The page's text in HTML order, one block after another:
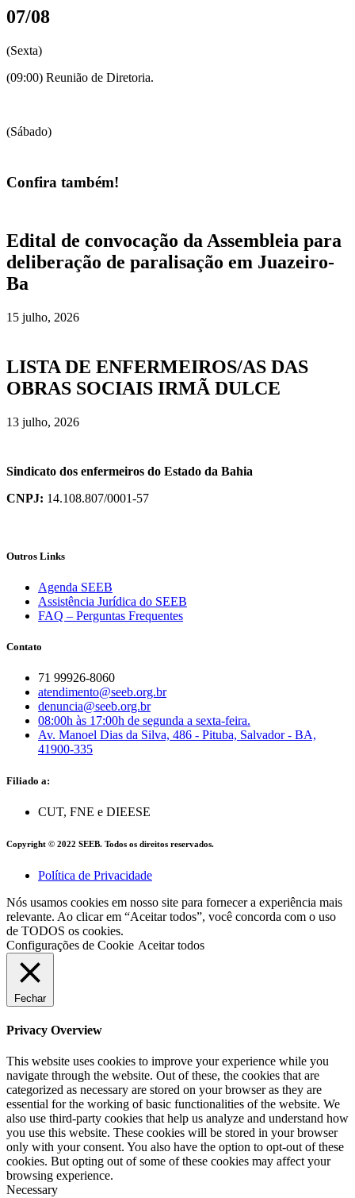
07/08
(Sexta)
(09:00) Reunião de Diretoria.
(Sábado)
Confira também!
Edital de convocação da Assembleia para
deliberação de paralisação em Juazeiro-
Ba
15 julho, 2026
LISTA DE ENFERMEIROS/AS DAS
OBRAS SOCIAIS IRMÃ DULCE
13 julho, 2026
Sindicato dos enfermeiros do Estado da Bahia
CNPJ: 14.108.807/0001-57
Outros Links
Agenda SEEB
Assistência Jurídica do SEEB
FAQ – Perguntas Frequentes
Contato
71 99926-8060
atendimento@seeb.org.br
denuncia@seeb.org.br
08:00h às 17:00h de segunda a sexta-feira.
Av. Manoel Dias da Silva, 486 - Pituba, Salvador - BA,
41900-335
Filiado a:
CUT, FNE e DIEESE
Copyright © 2022 SEEB. Todos os direitos reservados.
Política de Privacidade
Nós usamos cookies em nosso site para fornecer a experiência mais
relevante. Ao clicar em “Aceitar todos”, você concorda com o uso
de TODOS os cookies.
Configurações de Cookie Aceitar todos
Fechar
Privacy Overview
This website uses cookies to improve your experience while you
navigate through the website. Out of these, the cookies that are
categorized as necessary are stored on your browser as they are
essential for the working of basic functionalities of the website. We
also use third-party cookies that help us analyze and understand how
you use this website. These cookies will be stored in your browser
only with your consent. You also have the option to opt-out of these
cookies. But opting out of some of these cookies may affect your
browsing experience.
Necessary